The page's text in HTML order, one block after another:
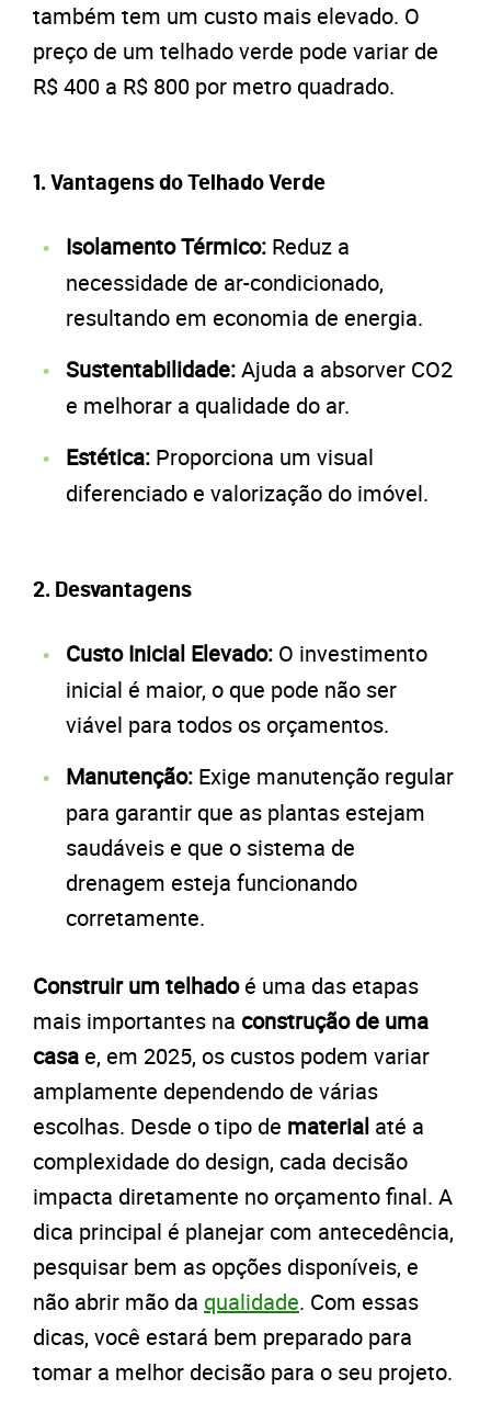
também tem um custo mais elevado. O
preço de um telhado verde pode variar de
R$ 400 a R$ 800 por metro quadrado.
1. Vantagens do Telhado Verde
Isolamento Térmico: Reduz a
necessidade de ar-condicionado,
resultando em economia de energia.
Sustentabilidade:Ajuda a absorver CO2
e melhorar a qualidade do ar.
Estética: Proporciona um visual
diferenciado e valorização do imóvel.
2. Desvantagens
Custo Inicial Elevado: O investimento
inicial é maior, o que pode não ser
viável para todos os orçamentos.
Manutenção: Exige manutenção regular
para garantir que as plantas estejam
saudáveis e que o sistema de
drenagem esteja funcionando
corretamente.
Construir um telhadoé uma das etapas
mais importantes na construção de uma
casa e, em 2025, os custos podem variar
amplamente dependendo de várias
escolhas. Desde o tipo de material até a
complexidade do design, cada decisão
impacta diretamente no orçamento final. A
dica principal é planejar com antecedência,
pesquisar bem as opções disponíveis, e
não abrir mão da qualidade. Com essas
dicas, você estará bem preparado para
tomar a melhor decisão para o seu projeto.